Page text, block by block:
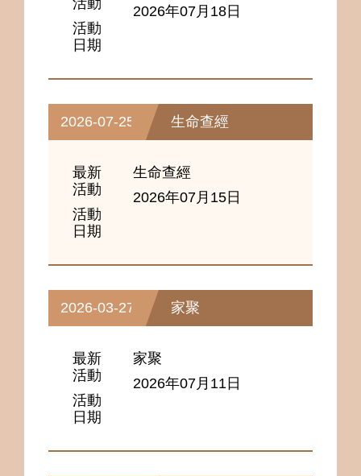
活動
活動
日期
2026年07月18日
2026-07-25 生命查經
最新
活動
活動
日期
生命查經
2026年07月15日
2026-03-27 家聚
最新
活動
活動
日期
家聚
2026年07月11日